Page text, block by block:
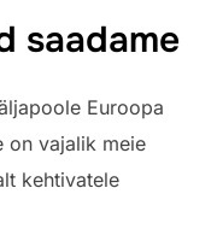
saadame
Euroopa
on vajalik meie
kehtivatele